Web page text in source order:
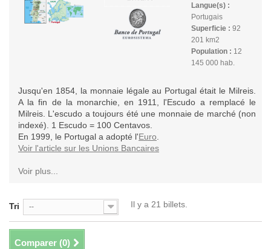
Langue(s) :
Portugais
Superficie : 92
201 km2
Population : 12
145 000 hab.
Jusqu'en 1854, la monnaie légale au Portugal était le Milreis.
A la fin de la monarchie, en 1911, l'Escudo a remplacé le
Milreis. L'escudo a toujours été une monnaie de marché (non
indexé). 1 Escudo = 100 Centavos.
En 1999, le Portugal a adopté l'Euro
Voir l'article sur les Unions Bancaires
Voir plus...
Tri -- Il y a 21 billets.
Comparer (0)